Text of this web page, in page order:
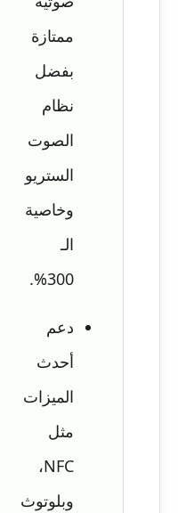
ممتازة
بفضل
نظام
الصوت
الستريو
وخاصية
الـ
300%.
دعم
أحدث
الميزات
مثل
NFC،
وبلوتوث